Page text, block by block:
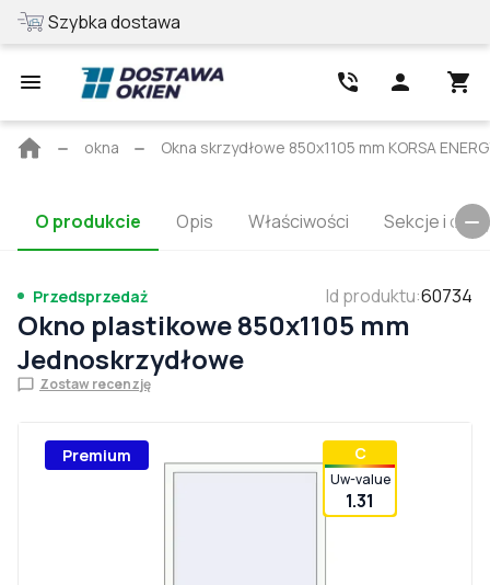
Szybka dostawa
Strona
okna Okna skrzydłowe 850x1105 mm KORSA
O produkcie Opis Właściwości Sekcje i
Przedsprzedaż Id produktu:60734
Okno plastikowe 850x1105 mm
Jednoskrzydłowe
Zostaw recenzję
Premium С
Uw-value
1.31